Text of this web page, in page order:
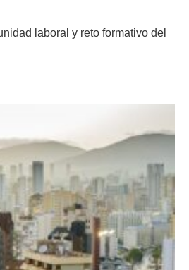
laboral y reto formativo del